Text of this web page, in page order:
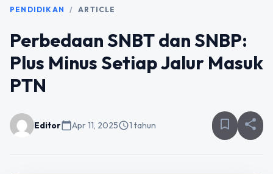
PENDIDIKAN / ARTICLE
Perbedaan SNBT dan SNBP:
Plus Minus Setiap Jalur Masuk
PTN
Editorcalendar_todayApr 11, 2025schedule1 tahun bookmark_border share